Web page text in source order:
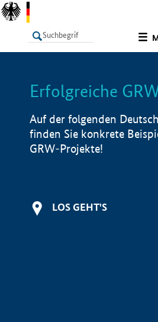
LISTE
Erfolgreiche
Auf der folgenden
finden Sie konkrete
GRW-Projekte!
LOS GEHT'S